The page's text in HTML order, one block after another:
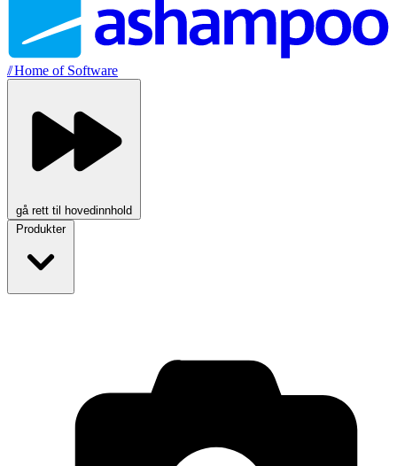
//Home of Software
gå rett til hovedinnhold
Produkter